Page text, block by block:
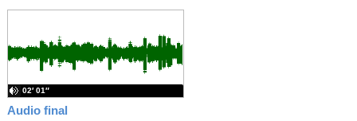
Audio final
02′ 01″